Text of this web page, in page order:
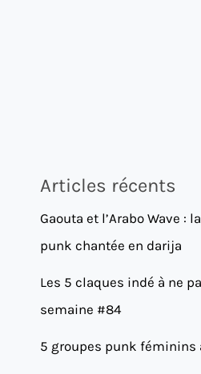
Articles récents
Gaouta et l’Arabo Wave :
punk chantée en darija
Les 5 claques indé à ne
semaine #84
5 groupes punk féminins